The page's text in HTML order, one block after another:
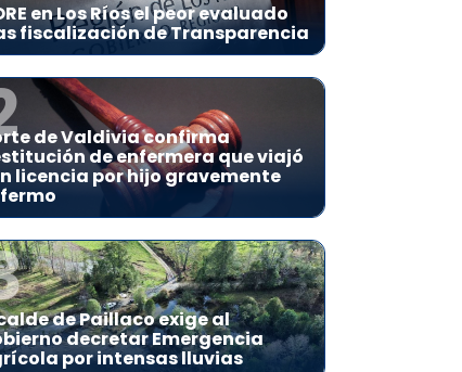
en Los Ríos el peor evaluado
fiscalización de Transparencia
de Valdivia confirma
de enfermera que viajó
licencia por hijo gravemente
de Paillaco exige al
decretar Emergencia
por intensas lluvias